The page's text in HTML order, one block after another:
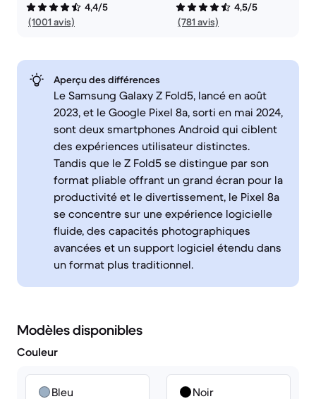
4,4/5
(1001 avis)
4,5/5
(781 avis)
Aperçu des différences
Le Samsung Galaxy Z Fold5, lancé en août
2023, et le Google Pixel 8a, sorti en mai 2024,
sont deux smartphones Android qui ciblent
des expériences utilisateur distinctes.
Tandis que le Z Fold5 se distingue par son
format pliable offrant un grand écran pour la
productivité et le divertissement, le Pixel 8a
se concentre sur une expérience logicielle
fluide, des capacités photographiques
avancées et un support logiciel étendu dans
un format plus traditionnel.
Modèles disponibles
Couleur
Bleu Noir